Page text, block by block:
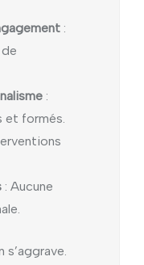
:
:
et formés.
: Aucune
s’aggrave.